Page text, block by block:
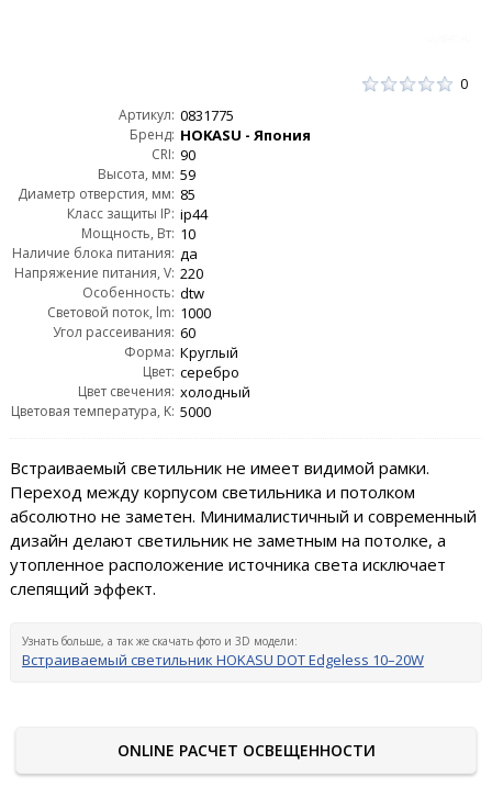
0
Артикул: 0831775
Бренд: HOKASU - Япония
CRI: 90
Высота, мм: 59
Диаметр отверстия, мм: 85
Класс защиты IP: ip44
Мощность, Вт: 10
Наличие блока питания: да
Напряжение питания, V: 220
Особенность: dtw
Световой поток, lm: 1000
Угол рассеивания: 60
Форма: Круглый
Цвет: серебро
Цвет свечения: холодный
Цветовая температура, K: 5000
Встраиваемый светильник не имеет видимой рамки.
Переход между корпусом светильника и потолком
абсолютно не заметен. Минималистичный и современный
дизайн делают светильник не заметным на потолке, а
утопленное расположение источника света исключает
слепящий эффект.
Узнать больше, а так же скачать фото и 3D модели:
Встраиваемый светильник HOKASU DOT Edgeless 10–20W
ONLINE РАСЧЕТ ОСВЕЩЕННОСТИ